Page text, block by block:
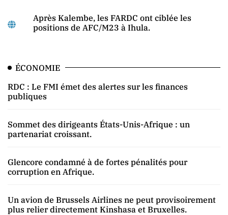
Après Kalembe, les FARDC ont ciblée les
positions de AFC/M23 à Ihula.
ÉCONOMIE
RDC : Le FMI émet des alertes sur les finances
publiques
Sommet des dirigeants États-Unis-Afrique : un
partenariat croissant.
Glencore condamné à de fortes pénalités pour
corruption en Afrique.
Un avion de Brussels Airlines ne peut provisoirement
plus relier directement Kinshasa et Bruxelles.